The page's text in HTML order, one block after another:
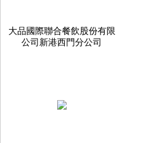
大品國際聯合餐飲股份有限
公司新港西門分公司